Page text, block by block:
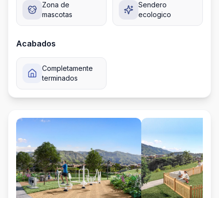
Zona de
mascotas
Sendero
ecologico
Acabados
Completamente
terminados